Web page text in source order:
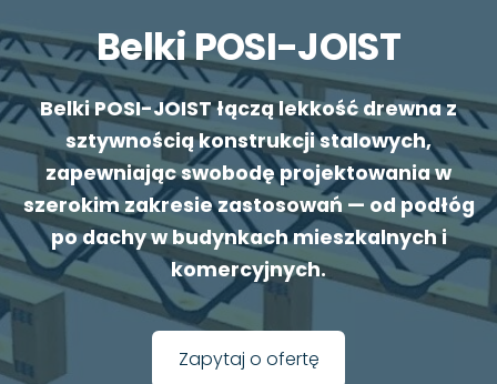
Belki POSI-JOIST
Belki POSI-JOIST łączą lekkość drewna z
sztywnością konstrukcji stalowych,
zapewniając swobodę projektowania w
szerokim zakresie zastosowań — od podłóg
po dachy w budynkach mieszkalnych i
komercyjnych.
​Zapytaj o ofertę​